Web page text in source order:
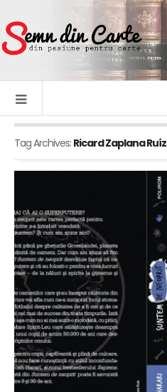
Tag Archives: Ricard Zaplana Ruíz